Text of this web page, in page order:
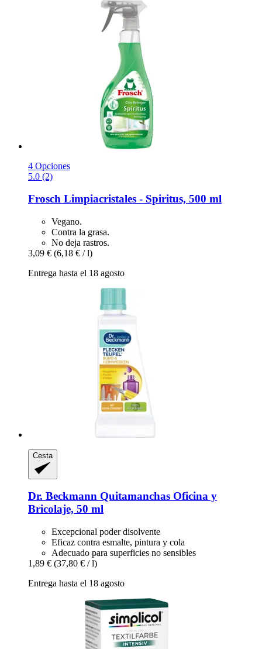
4 Opciones
5.0 (2)
Frosch Limpiacristales -​ Spiritus, 500 ml
Vegano.
Contra la grasa.
No deja rastros.
3,09 € (6,18 € / l)
Entrega hasta el 18 agosto
Cesta
Dr. Beckmann Quitamanchas Oficina y
Bricolaje, 50 ml
Excepcional poder disolvente
Eficaz contra esmalte, pintura y cola
Adecuado para superficies no sensibles
1,89 € (37,80 € / l)
Entrega hasta el 18 agosto